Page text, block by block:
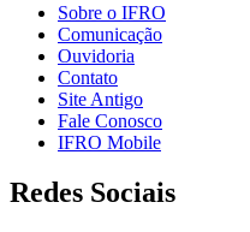
Sobre o IFRO
Comunicação
Ouvidoria
Contato
Site Antigo
Fale Conosco
IFRO Mobile
Redes Sociais